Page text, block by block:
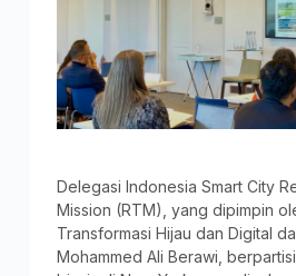
Delegasi Indonesia Smart City
Mission (RTM), yang dipimpin
Transformasi Hijau dan Digital
Mohammed Ali Berawi,